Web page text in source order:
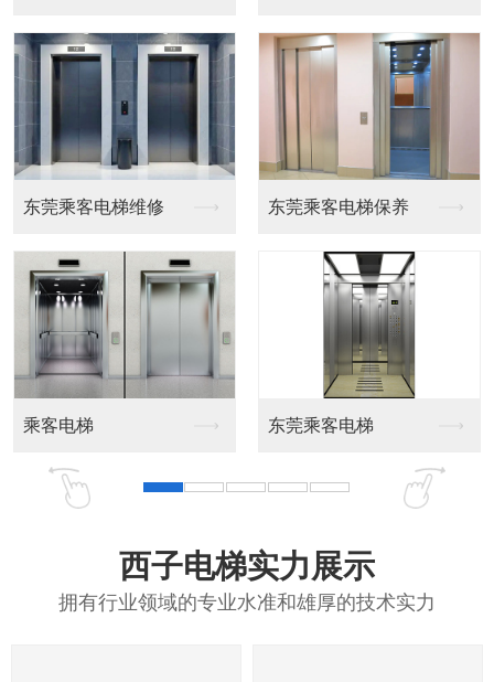
修 东莞乘客电梯保养
东莞乘客电梯
东莞载货电梯保
载货电梯
西子电梯实力展示
拥有行业领域的专业水准和雄厚的技术实力